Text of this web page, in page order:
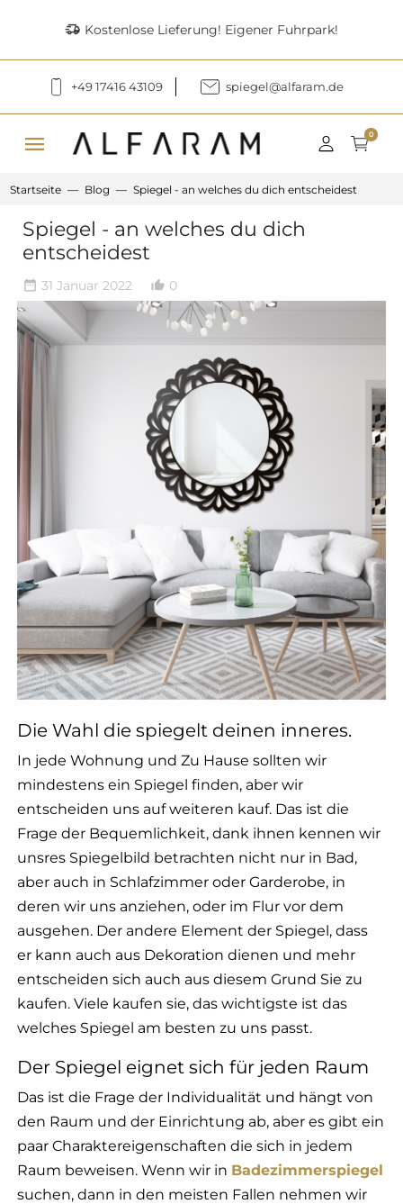
delivery_truck_speed Kostenlose Lieferung! Eigener Fuhrpark!
+49 17416 43109 spiegel@alfaram.de
menu 0
Startseite Blog Spiegel - an welches du dich entscheidest
Spiegel - an welches du dich
entscheidest
date_range 31 Januar 2022 thumb_up_alt 0
Die Wahl die spiegelt deinen inneres.
In jede Wohnung und Zu Hause sollten wir
mindestens ein Spiegel finden, aber wir
entscheiden uns auf weiteren kauf. Das ist die
Frage der Bequemlichkeit, dank ihnen kennen wir
unsres Spiegelbild betrachten nicht nur in Bad,
aber auch in Schlafzimmer oder Garderobe, in
deren wir uns anziehen, oder im Flur vor dem
ausgehen. Der andere Element der Spiegel, dass
er kann auch aus Dekoration dienen und mehr
entscheiden sich auch aus diesem Grund Sie zu
kaufen. Viele kaufen sie, das wichtigste ist das
welches Spiegel am besten zu uns passt.
Der Spiegel eignet sich für jeden Raum
Das ist die Frage der Individualität und hängt von
den Raum und der Einrichtung ab, aber es gibt ein
paar Charaktereigenschaften die sich in jedem
Raum beweisen. Wenn wir in Badezimmerspiegel
suchen, dann in den meisten Fallen nehmen wir